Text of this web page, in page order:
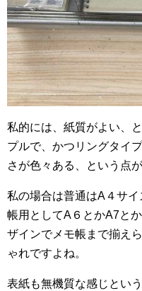
私的には、紙質がよい、
プルで、かつリングタイ
さが色々ある、という点
私の場合は普通はA４サ
帳用としてA６とかA7と
ザインでメモ帳まで揃え
ゃれですよね。
表紙も無機質な感じとい